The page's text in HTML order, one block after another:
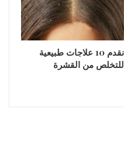
نقدم 10 علاجات طبيعية
للتخلص من القشرة